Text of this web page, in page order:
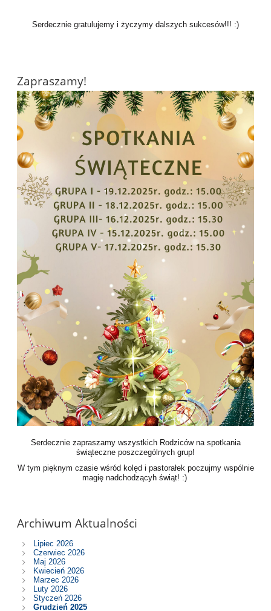
Serdecznie gratulujemy i życzymy dalszych sukcesów!!! :)
Zapraszamy!
Serdecznie zapraszamy wszystkich Rodziców na spotkania
świąteczne poszczególnych grup!
W tym pięknym czasie wśród kolęd i pastorałek poczujmy wspólnie
magię nadchodzącyh świąt! :)
Archiwum Aktualności
Lipiec 2026
Czerwiec 2026
Maj 2026
Kwiecień 2026
Marzec 2026
Luty 2026
Styczeń 2026
Grudzień 2025